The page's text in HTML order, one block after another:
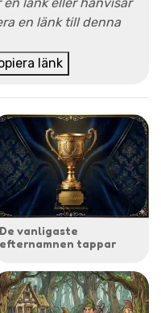
en länk till denna
länk
De vanligaste
efternamnen tappar